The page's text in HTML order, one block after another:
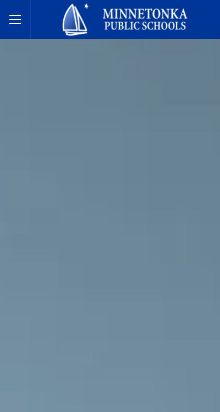
Toggle Menu
Javne škole Minnetonke